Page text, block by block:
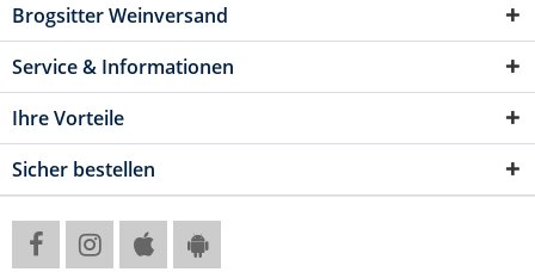
Brogsitter Weinversand
Service & Informationen
Ihre Vorteile
Sicher bestellen